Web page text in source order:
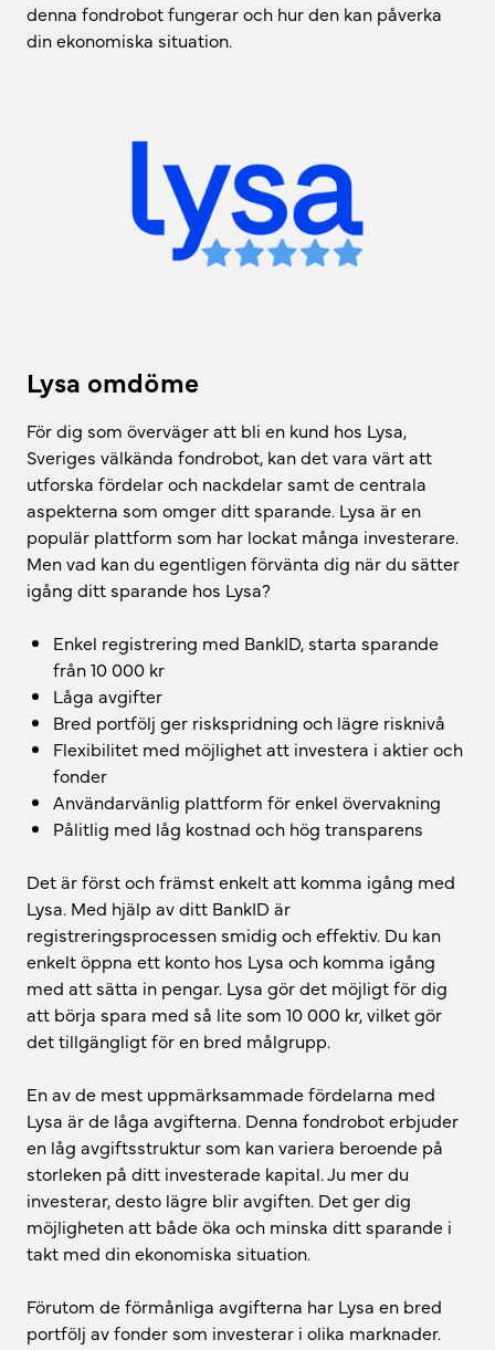
denna fondrobot fungerar och hur den kan påverka
din ekonomiska situation.
Lysa omdöme
För dig som överväger att bli en kund hos Lysa,
Sveriges välkända fondrobot, kan det vara värt att
utforska fördelar och nackdelar samt de centrala
aspekterna som omger ditt sparande. Lysa är en
populär plattform som har lockat många investerare.
Men vad kan du egentligen förvänta dig när du sätter
igång ditt sparande hos Lysa?
Enkel registrering med BankID, starta sparande
från 10 000 kr
Låga avgifter
Bred portfölj ger riskspridning och lägre risknivå
Flexibilitet med möjlighet att investera i aktier och
fonder
Användarvänlig plattform för enkel övervakning
Pålitlig med låg kostnad och hög transparens
Det är först och främst enkelt att komma igång med
Lysa. Med hjälp av ditt BankID är
registreringsprocessen smidig och effektiv. Du kan
enkelt öppna ett konto hos Lysa och komma igång
med att sätta in pengar. Lysa gör det möjligt för dig
att börja spara med så lite som 10 000 kr, vilket gör
det tillgängligt för en bred målgrupp.
En av de mest uppmärksammade fördelarna med
Lysa är de låga avgifterna. Denna fondrobot erbjuder
en låg avgiftsstruktur som kan variera beroende på
storleken på ditt investerade kapital. Ju mer du
investerar, desto lägre blir avgiften. Det ger dig
möjligheten att både öka och minska ditt sparande i
takt med din ekonomiska situation.
Förutom de förmånliga avgifterna har Lysa en bred
portfölj av fonder som investerar i olika marknader.